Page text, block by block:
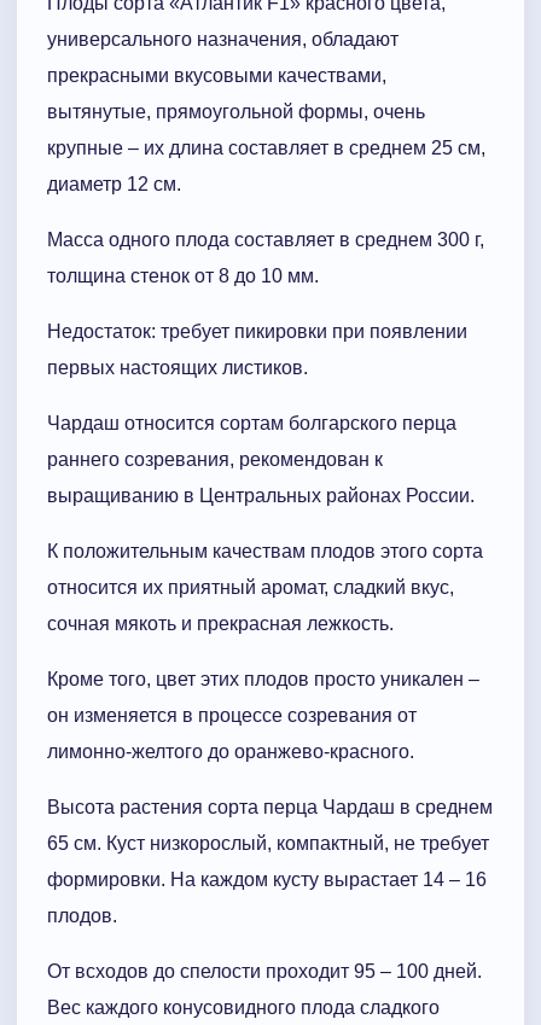
универсального назначения, обладают
прекрасными вкусовыми качествами,
вытянутые, прямоугольной формы, очень
крупные – их длина составляет в среднем 25 см,
диаметр 12 см.
Масса одного плода составляет в среднем 300 г,
толщина стенок от 8 до 10 мм.
Недостаток: требует пикировки при появлении
первых настоящих листиков.
Чардаш относится сортам болгарского перца
раннего созревания, рекомендован к
выращиванию в Центральных районах России.
К положительным качествам плодов этого сорта
относится их приятный аромат, сладкий вкус,
сочная мякоть и прекрасная лежкость.
Кроме того, цвет этих плодов просто уникален –
он изменяется в процессе созревания от
лимонно-желтого до оранжево-красного.
Высота растения сорта перца Чардаш в среднем
65 см. Куст низкорослый, компактный, не требует
формировки. На каждом кусту вырастает 14 – 16
плодов.
От всходов до спелости проходит 95 – 100 дней.
Вес каждого конусовидного плода сладкого